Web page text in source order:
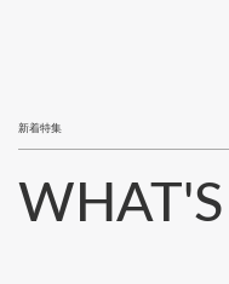
新着特集